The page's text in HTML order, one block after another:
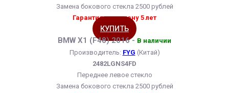
Замена бокового стекла 2500 рублей
Гарантия на замену 5 лет
КУПИТЬ
BMW X1 (F48) 2016 - В наличии
Производитель: FYG (Китай)
2482LGNS4FD
Переднее левое стекло
Замена бокового стекла 2500 рублей